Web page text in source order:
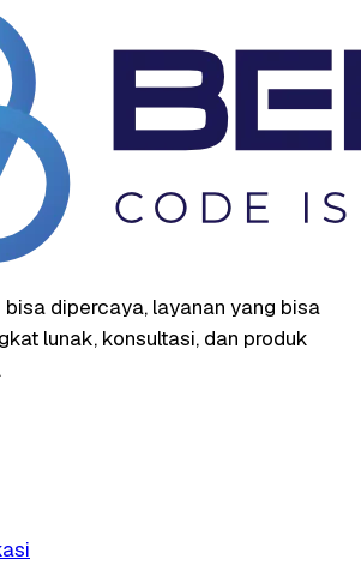
dipercaya, layanan yang bisa
lunak, konsultasi, dan produk